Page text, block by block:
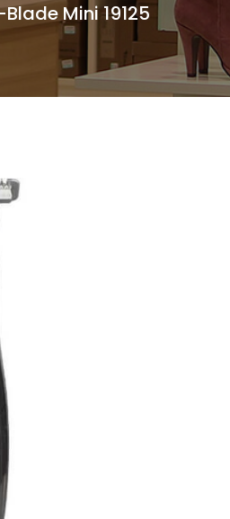
Mini 19125